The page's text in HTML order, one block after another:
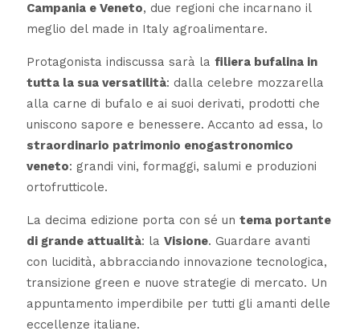
Campania e Veneto, due regioni che incarnano il
meglio del made in Italy agroalimentare.
Protagonista indiscussa sarà la filiera bufalina in
tutta la sua versatilità: dalla celebre mozzarella
alla carne di bufalo e ai suoi derivati, prodotti che
uniscono sapore e benessere. Accanto ad essa, lo
straordinario patrimonio enogastronomico
veneto: grandi vini, formaggi, salumi e produzioni
ortofrutticole.
La decima edizione porta con sé un tema portante
di grande attualità: la Visione. Guardare avanti
con lucidità, abbracciando innovazione tecnologica,
transizione green e nuove strategie di mercato. Un
appuntamento imperdibile per tutti gli amanti delle
eccellenze italiane.